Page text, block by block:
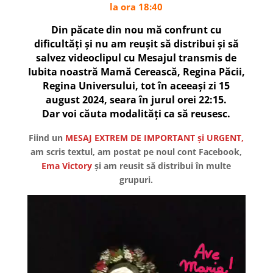
la ora 18:40
Din păcate din nou mă confrunt cu
dificultăți și nu am reușit să distribui și să
salvez videoclipul cu Mesajul transmis de
Iubita noastră Mamă Cerească, Regina Păcii,
Regina Universului, tot în aceeași zi 15
august 2024, seara în jurul orei 22:15.
Dar voi căuta modalități ca să reusesc.
Fiind un MESAJ EXTREM DE IMPORTANT și URGENT,
am scris textul, am postat pe noul cont Facebook,
Ema Victory și am reusit să distribui în multe
grupuri.